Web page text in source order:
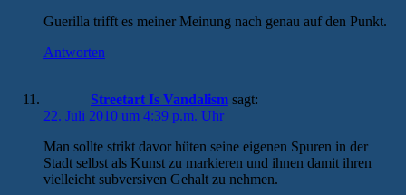
Guerilla trifft es meiner Meinung nach genau auf den Punkt.
Antworten
Streetart Is Vandalism sagt:
22. Juli 2010 um 4:39 p.m. Uhr
Man sollte strikt davor hüten seine eigenen Spuren in der
Stadt selbst als Kunst zu markieren und ihnen damit ihren
vielleicht subversiven Gehalt zu nehmen.